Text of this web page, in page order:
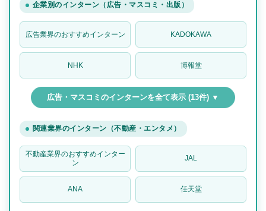
企業別のインターン（広告・マスコミ・出版）
広告業界のおすすめインターン KADOKAWA
NHK 博報堂
広告・マスコミのインターンを全て表示 (13件) ▼
関連業界のインターン（不動産・エンタメ）
不動産業界のおすすめインター
ン
JAL
ANA 任天堂